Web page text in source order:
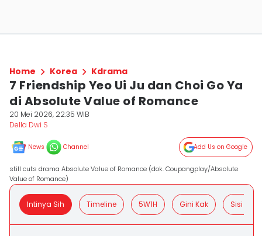
Home Korea Kdrama
7 Friendship Yeo Ui Ju dan Choi Go Ya
di Absolute Value of Romance
20 Mei 2026, 22:35 WIB
Della Dwi S
News Channel Add Us on Google
still cuts drama Absolute Value of Romance (dok. Coupangplay/Absolute
Value of Romance)
Intinya Sih Timeline 5W1H Gini Kak Sisi